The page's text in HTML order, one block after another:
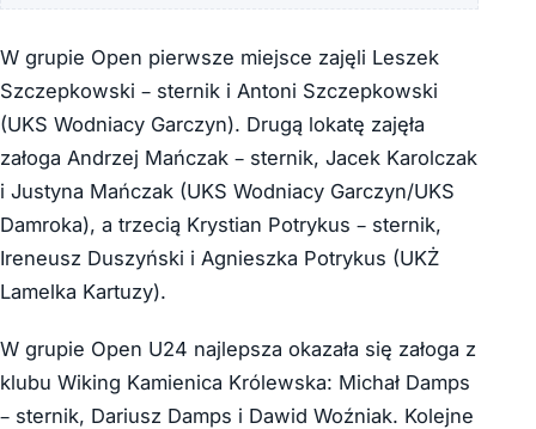
W grupie Open pierwsze miejsce zajęli Leszek
Szczepkowski – sternik i Antoni Szczepkowski
(UKS Wodniacy Garczyn). Drugą lokatę zajęła
załoga Andrzej Mańczak – sternik, Jacek Karolczak
i Justyna Mańczak (UKS Wodniacy Garczyn/UKS
Damroka), a trzecią Krystian Potrykus – sternik,
Ireneusz Duszyński i Agnieszka Potrykus (UKŻ
Lamelka Kartuzy).
W grupie Open U24 najlepsza okazała się załoga z
klubu Wiking Kamienica Królewska: Michał Damps
– sternik, Dariusz Damps i Dawid Woźniak. Kolejne